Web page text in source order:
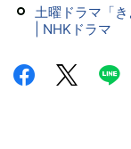
土曜ドラマ「
| NHKドラマ